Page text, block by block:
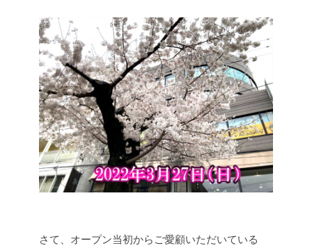
さて、オープン当初からご愛顧いただいている